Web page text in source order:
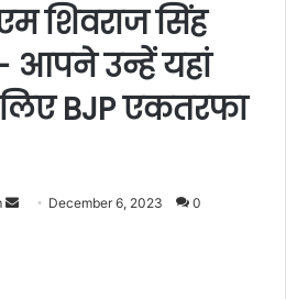
शिवराज सिंह
आपने उन्हें यहां
BJP एकतरफा
Send December 6, 2023 0